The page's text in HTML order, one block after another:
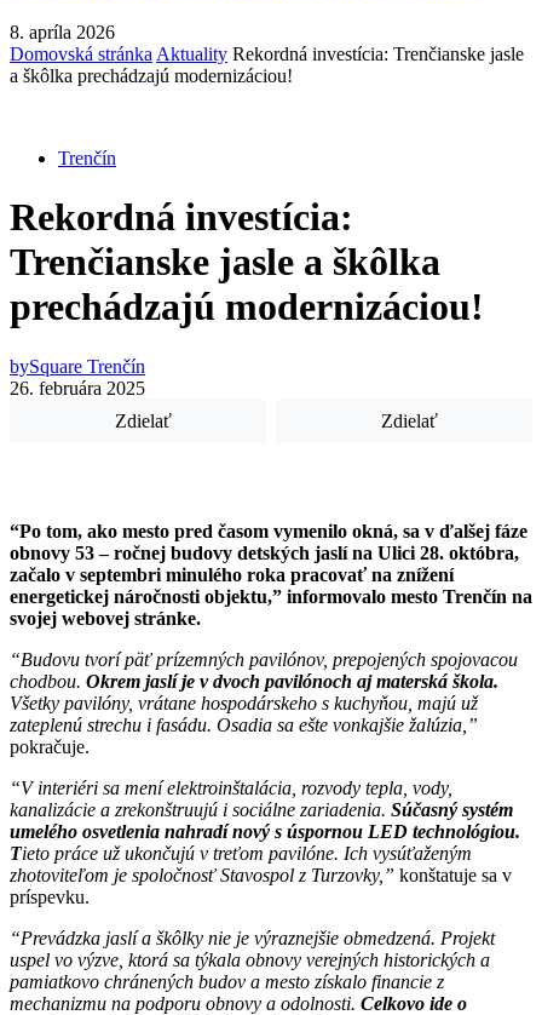
8. apríla 2026
Domovská stránka Aktuality Rekordná investícia: Trenčianske jasle
a škôlka prechádzajú modernizáciou!
Trenčín
Rekordná investícia:
Trenčianske jasle a škôlka
prechádzajú modernizáciou!
bySquare Trenčín
26. februára 2025
Zdielať
Zdielať
“Po tom, ako mesto pred časom vymenilo okná, sa v ďalšej fáze
obnovy 53 – ročnej budovy detských jaslí na Ulici 28. októbra,
začalo v septembri minulého roka pracovať na znížení
energetickej náročnosti objektu,” informovalo mesto Trenčín na
svojej webovej stránke.
“Budovu tvorí päť prízemných pavilónov, prepojených spojovacou
chodbou. Okrem jaslí je v dvoch pavilónoch aj materská škola.
Všetky pavilóny, vrátane hospodárskeho s kuchyňou, majú už
zateplenú strechu i fasádu. Osadia sa ešte vonkajšie žalúzia,”
pokračuje.
“V interiéri sa mení elektroinštalácia, rozvody tepla, vody,
kanalizácie a zrekonštruujú i sociálne zariadenia. Súčasný systém
umelého osvetlenia nahradí nový s úspornou LED technológiou.
Tieto práce už ukončujú v treťom pavilóne. Ich vysúťaženým
zhotoviteľom je spoločnosť Stavospol z Turzovky,” konštatuje sa v
príspevku.
“Prevádzka jaslí a škôlky nie je výraznejšie obmedzená. Projekt
uspel vo výzve, ktorá sa týkala obnovy verejných historických a
pamiatkovo chránených budov a mesto získalo financie z
mechanizmu na podporu obnovy a odolnosti. Celkovo ide o